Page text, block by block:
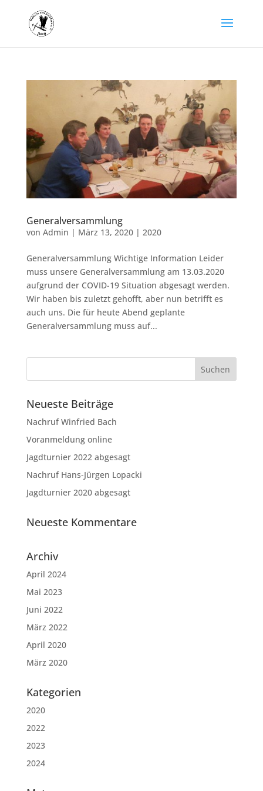
Generalversammlung
von Admin | März 13, 2020| 2020
Generalversammlung Wichtige Information Leider
muss unsere Generalversammlung am 13.03.2020
aufgrund der COVID-19 Situation abgesagt werden.
Wir haben bis zuletzt gehofft, aber nun betrifft es
auch uns. Die für heute Abend geplante
Generalversammlung muss auf...
Neueste Beiträge
Nachruf Winfried Bach
Voranmeldung online
Jagdturnier 2022 abgesagt
Nachruf Hans-Jürgen Lopacki
Jagdturnier 2020 abgesagt
Neueste Kommentare
Archiv
April 2024
Mai 2023
Juni 2022
März 2022
April 2020
März 2020
Kategorien
2020
2022
2023
2024